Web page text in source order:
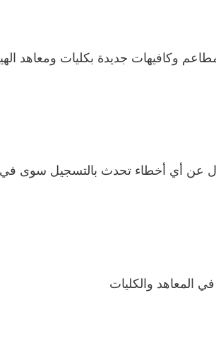
وكافيهات جديدة بكليات ومعاهد
عن أي أخطاء تحدث بالتسجيل سوى في
المعاهد والكليات